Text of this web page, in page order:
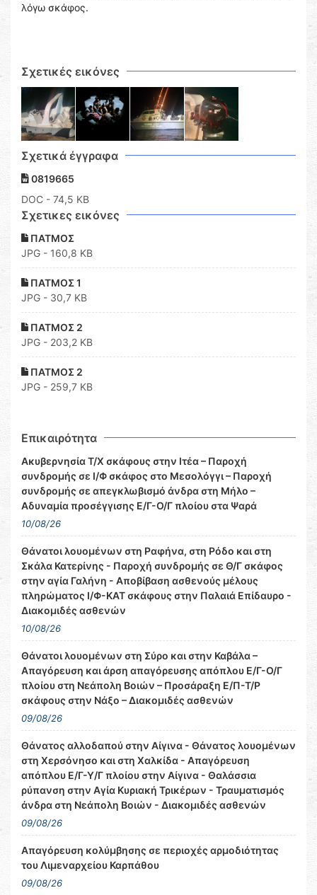
λόγω σκάφος.
Σχετικές εικόνες
Σχετικά έγγραφα
0819665
DOC - 74,5 KB
Σχετικες εικόνες
ΠΑΤΜΟΣ
JPG - 160,8 KB
ΠΑΤΜΟΣ 1
JPG - 30,7 KB
ΠΑΤΜΟΣ 2
JPG - 203,2 KB
ΠΑΤΜΟΣ 2
JPG - 259,7 KB
Επικαιρότητα
Ακυβερνησία Τ/Χ σκάφους στην Ιτέα – Παροχή
συνδρομής σε Ι/Φ σκάφος στο Μεσολόγγι – Παροχή
συνδρομής σε απεγκλωβισμό άνδρα στη Μήλο –
Αδυναμία προσέγγισης Ε/Γ-Ο/Γ πλοίου στα Ψαρά
10/08/26
Θάνατοι λουομένων στη Ραφήνα, στη Ρόδο και στη
Σκάλα Κατερίνης - Παροχή συνδρομής σε Θ/Γ σκάφος
στην αγία Γαλήνη - Αποβίβαση ασθενούς μέλους
πληρώματος Ι/Φ-ΚΑΤ σκάφους στην Παλαιά Επίδαυρο -
Διακομιδές ασθενών
10/08/26
Θάνατοι λουομένων στη Σύρο και στην Καβάλα –
Απαγόρευση και άρση απαγόρευσης απόπλου Ε/Γ-Ο/Γ
πλοίου στη Νεάπολη Βοιών – Προσάραξη Ε/Π-Τ/Ρ
σκάφους στην Νάξο – Διακομιδές ασθενών
09/08/26
Θάνατος αλλοδαπού στην Αίγινα - Θάνατος λουομένων
στη Χερσόνησο και στη Χαλκίδα - Απαγόρευση
απόπλου Ε/Γ-Υ/Γ πλοίου στην Αίγινα - Θαλάσσια
ρύπανση στην Αγία Κυριακή Τρικέρων - Τραυματισμός
άνδρα στη Νεάπολη Βοιών - Διακομιδές ασθενών
09/08/26
Απαγόρευση κολύμβησης σε περιοχές αρμοδιότητας
του Λιμεναρχείου Καρπάθου
09/08/26